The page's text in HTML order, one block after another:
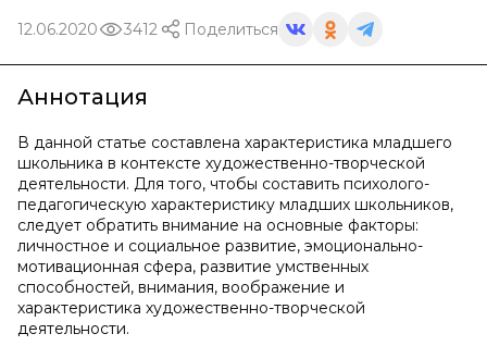
12.06.2020 3412 Поделиться
Аннотация
В данной статье составлена характеристика младшего
школьника в контексте художественно-творческой
деятельности. Для того, чтобы составить психолого-
педагогическую характеристику младших школьников,
следует обратить внимание на основные факторы:
личностное и социальное развитие, эмоционально-
мотивационная сфера, развитие умственных
способностей, внимания, воображение и
характеристика художественно-творческой
деятельности.